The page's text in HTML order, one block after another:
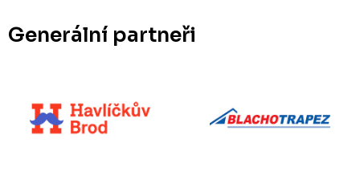
Generální partneři